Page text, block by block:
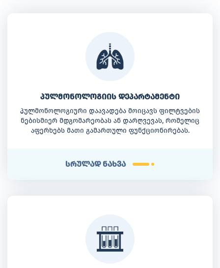
პულმონოლოგიის დეპარტამენტი
პულმონოლოგიური დაავადება მოიცავს ფილტვების
ნებისმიერ მდგომარეობას ან დარღვევას, რომელიც
აფერხებს მათი გამართული ფუნქციონირებას.
სრულად ნახვა